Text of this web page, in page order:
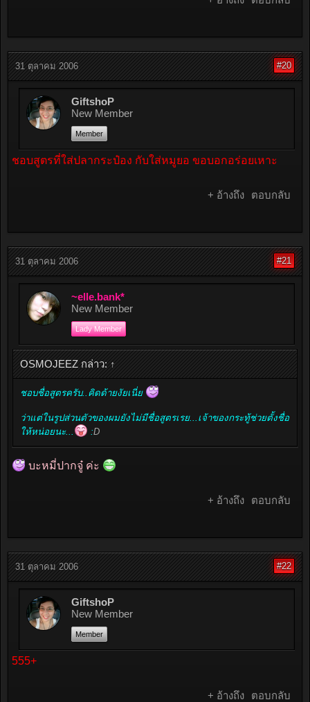
31 ตุลาคม 2006 #20
GiftshoP
New Member
Member
ชอบสูตรที่ใส่ปลากระป๋อง กับใส่หมูยอ ขอบอกอร่อยเหาะ
+ อ้างถึง ตอบกลับ
31 ตุลาคม 2006 #21
~elle.bank*
New Member
Lady Member
OSMOJEEZ กล่าว: ↑
ชอบชื่อสูตรครับ..คิดด้ายงัยเนี่ย
ว่าแต่ในรูปส่วนตัวของผมยังไม่มีชื่อสูตรเรย...เจ้าของกระทู้ช่วยตั้งชื่อ
ให้หน่อยนะ...
:D
บะหมี่ปากจู๋ ค่ะ
+ อ้างถึง ตอบกลับ
31 ตุลาคม 2006 #22
GiftshoP
New Member
Member
555+
+ อ้างถึง ตอบกลับ